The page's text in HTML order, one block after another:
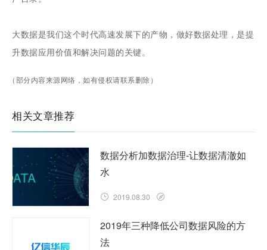
大数据是我们这个时代高速发展下的产物，做好数据处理，是提
升数据应用价值和解决问题的关键。
（部分内容来源网络，如有侵权请联系删除）
相关文章推荐
数据分析加数据治理-让数据清澈如
水
2019.08.30
2019年三种降低公司数据风险的方
法